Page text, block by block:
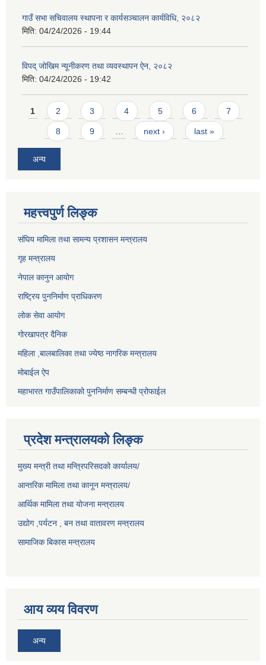
गाउँ सभा सचिवालय स्थापना र कार्यसञ्चालन कार्यविधि, २०८२
मिति: 04/24/2026 - 19:44
विपद् जोखिम न्यूनीकरण तथा व्यवस्थापन ऐन, २०८२
मिति: 04/24/2026 - 19:42
Pages
1 2 3 4 5 6 7
8 9 next › last »
अन्य
महत्त्वपुर्ण लिङ्क
संघिय मामिला तथा सामन्य प्रशासन मन्त्रालय
गृह मन्त्रालय
नेपाल कानुन आयोग
राष्ट्रिय पुननिर्माण प्राधिकरण
लोक सेवा आयोग
गोरखापत्र दैनिक
महिला ,बालबालिका तथा ज्येष्ठ नागरिक मन्त्रालय
मोबाईल ऐप
महाभारत गाउँपालिकाको पुननिर्माण सम्बन्धी प्रोफाईल
प्रदेश मन्त्रालयको लिङ्क
मुख्य मन्त्री तथा मन्त्रिपरिसदको कार्यालय/
आन्तरिक मामिला तथा कानून मन्त्रालय/
आर्थिक मामिला तथा योजना मन्त्रालय
उद्योग ,पर्यटन , बन तथा वातावरण मन्त्रालय
सामाजिक बिकास मन्त्रालय
आय व्यय विवरण
अन्य